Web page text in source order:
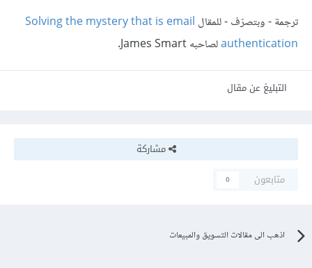
ترجمة - وبتصرّف - للمقال Solving the mystery that is email
authenticationلصاحبه James Smart.
التبليغ عن مقال
مشاركة
متابعون
0
اذهب الى مقالات التسويق والمبيعات